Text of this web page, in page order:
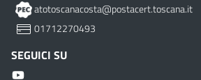
atotoscanacosta@postacert.toscana.it
01712270493
SEGUICI SU